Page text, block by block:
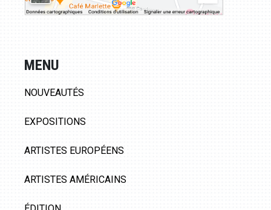
MENU
NOUVEAUTÉS
EXPOSITIONS
ARTISTES EUROPÉENS
ARTISTES AMÉRICAINS